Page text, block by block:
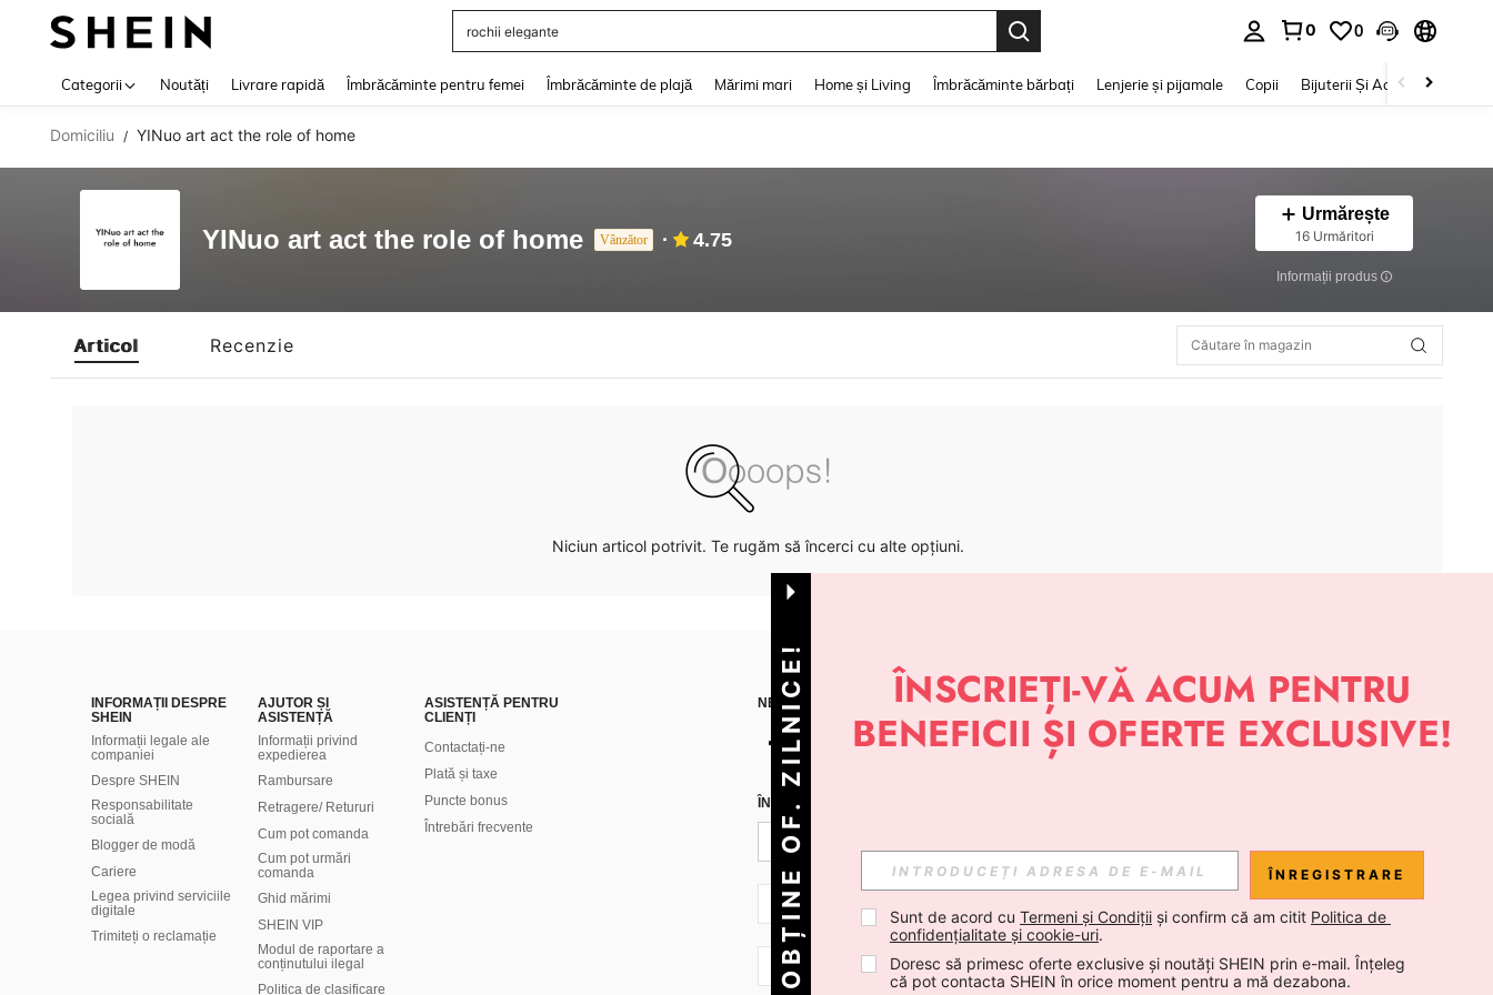
rochii elegante
0 0
Categorii Noutăți Livrare rapidă Îmbrăcăminte pentru femei Îmbrăcăminte de plajă Mărimi mari Home și Living Îmbrăcăminte bărbați Lenjerie și pijamale Copii Bijuterii Și Accesorii
Domiciliu / YINuo art act the role of home
YINuo art act the role of home Vânzător 4.75
Urmărește
16 Urmăritori
Informații produs
Articol Recenzie
Niciun articol potrivit. Te rugăm să încerci cu alte opțiuni.
INFORMAȚII DESPRE
SHEIN
Informații legale ale
companiei
Despre SHEIN
Responsabilitate
socială
Blogger de modă
Cariere
Legea privind serviciile
digitale
Trimiteți o reclamație
AJUTOR ȘI
ASISTENȚĂ
Informații privind
expedierea
Rambursare
Retragere/ Retururi
Cum pot comanda
Cum pot urmări
comanda
Ghid mărimi
SHEIN VIP
Modul de raportare a
conținutului ilegal
Politica de clasificare
ASISTENȚĂ PENTRU
CLIENȚI
Contactați-ne
Plată și taxe
Puncte bonus
Întrebări frecvente
NE GĂSEȘTI PE APLICAȚIE
ÎNREGISTREAZĂ-TE PENTRU A PRIMI NOUTĂȚI DESPRE STIL DE LA SHEIN
RO + 40 Abonare
RO + 40 Abonare
OBȚINE OF. ZILNICE! ÎNREGISTRARE
Sunt de acord cu Termeni și Condiții și confirm că am citit Politica de
confidențialitate și cookie-uri.
Doresc să primesc oferte exclusive și noutăți SHEIN prin e-mail. Înțeleg
că pot contacta SHEIN în orice moment pentru a mă dezabona.